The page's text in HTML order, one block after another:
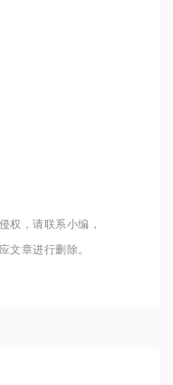
权，请联系小编，
文章进行删除。